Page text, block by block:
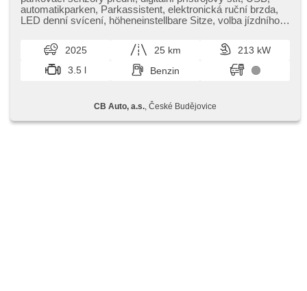
automatikparken, Parkassistent, elektronická ruční brzda,
LED denní svícení, höheneinstellbare Sitze, volba jízdního
Auto, Apple CarPlay, Überwachung der Ermüdung des
Fahrers, beheizte Lenkrad, třetí řada sedadel, zadní loketní
opěrka, roletky na zadních oknech, dojezdové rezervní kolo,
Dachträger, zatmavená zadní skla, bezklíčové odemykání,
Kofferraums, Bluetooth, Adaptive
Geschwindigkeitsregelung, Start-Stop System, Fahrkamera,
2025 25 km
213 kW
3.5 l
Benzin
CB Auto, a.s. , České Budějovice